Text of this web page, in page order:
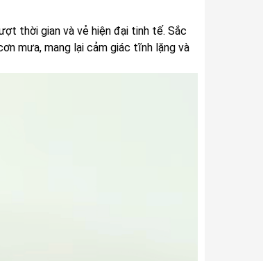
thời gian và vẻ hiện đại tinh tế. Sắc
mưa, mang lại cảm giác tĩnh lặng và